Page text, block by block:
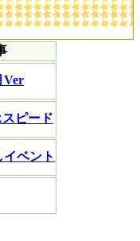
Ver
スピード
イベント